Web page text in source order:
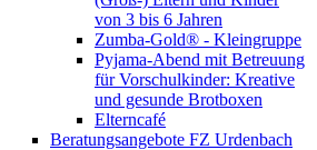
von 3 bis 6 Jahren
Zumba-Gold® - Kleingruppe
Pyjama-Abend mit Betreuung
für Vorschulkinder: Kreative
und gesunde Brotboxen
Elterncafé
Beratungsangebote FZ Urdenbach